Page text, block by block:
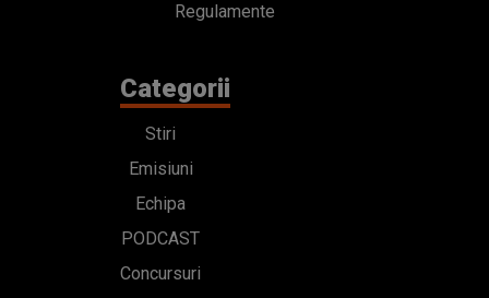
Regulamente
Categorii
Stiri
Emisiuni
Echipa
PODCAST
Concursuri